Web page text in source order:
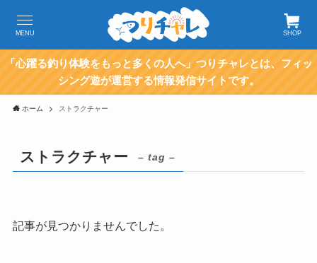
SHOP
MENU
「心躍る釣り体験をもっと多くの人へ」つりチャレとは、フィッ
シング遊が運営する情報発信サイトです。
ホーム ストラクチャー
ストラクチャー – tag –
記事が見つかりませんでした。